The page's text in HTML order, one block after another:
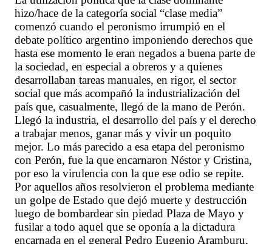
hizo/hace de la categoría social “clase media”
comenzó cuando el peronismo irrumpió en el
debate político argentino imponiendo derechos que
hasta ese momento le eran negados a buena parte de
la sociedad, en especial a obreros y a quienes
desarrollaban tareas manuales, en rigor, el sector
social que más acompañó la industrialización del
país que, casualmente, llegó de la mano de Perón.
Llegó la industria, el desarrollo del país y el derecho
a trabajar menos, ganar más y vivir un poquito
mejor. Lo más parecido a esa etapa del peronismo
con Perón, fue la que encarnaron Néstor y Cristina,
por eso la virulencia con la que ese odio se repite.
Por aquellos años resolvieron el problema mediante
un golpe de Estado que dejó muerte y destrucción
luego de bombardear sin piedad Plaza de Mayo y
fusilar a todo aquel que se oponía a la dictadura
encarnada en el general Pedro Eugenio Aramburu,